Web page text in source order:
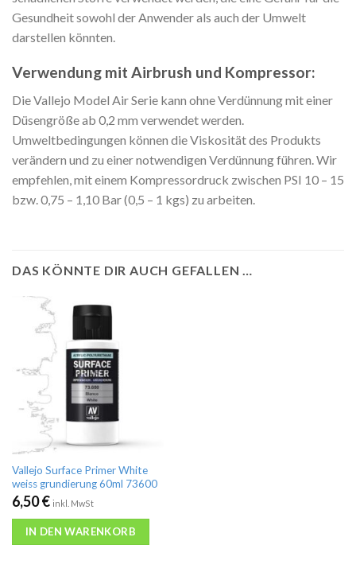
Gesundheit sowohl der Anwender als auch der Umwelt
darstellen könnten.
Verwendung mit Airbrush und Kompressor:
Die Vallejo Model Air Serie kann ohne Verdünnung mit einer
Düsengröße ab 0,2 mm verwendet werden.
Umweltbedingungen können die Viskosität des Produkts
verändern und zu einer notwendigen Verdünnung führen. Wir
empfehlen, mit einem Kompressordruck zwischen PSI 10 – 15
bzw. 0,75 – 1,10 Bar (0,5 – 1 kgs) zu arbeiten.
DAS KÖNNTE DIR AUCH GEFALLEN …
Vallejo Surface Primer White
weiss grundierung 60ml 73600
6,50€ inkl. MwSt
IN DEN WARENKORB